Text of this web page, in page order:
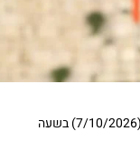
טקס השבעה לגבעתי ביום רביעי כ״ו בְּתִשְׁרֵי תשפ״ז (7/10/2026) בשעה